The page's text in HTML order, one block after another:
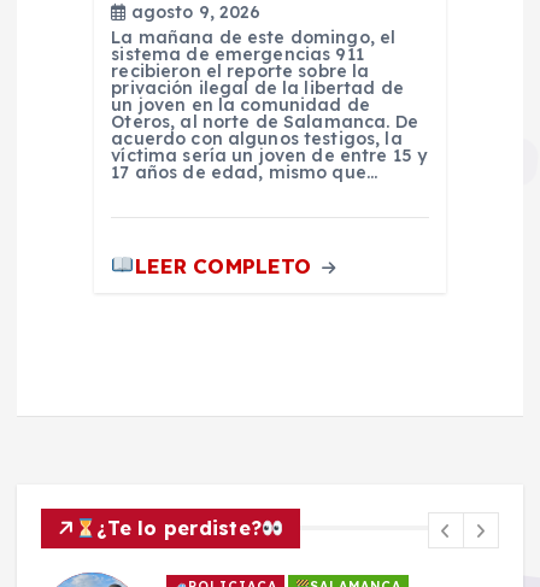
agosto 9, 2026
La mañana de este domingo, el
sistema de emergencias 911
recibieron el reporte sobre la
privación ilegal de la libertad de
un joven en la comunidad de
Oteros, al norte de Salamanca. De
acuerdo con algunos testigos, la
víctima sería un joven de entre 15 y
17 años de edad, mismo que…
LEER COMPLETO
¿Te lo perdiste?